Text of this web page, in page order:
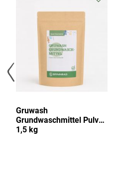
Gruwash
Grundwaschmittel Pulver,
1,5 kg